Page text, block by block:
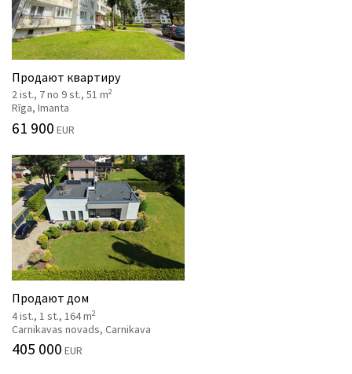
Продают квартиру
2 ist., 7 no 9 st., 51 m2
Rīga, Imanta
61 900 EUR
Продают дом
4 ist., 1 st., 164 m2
Carnikavas novads, Carnikava
405 000 EUR